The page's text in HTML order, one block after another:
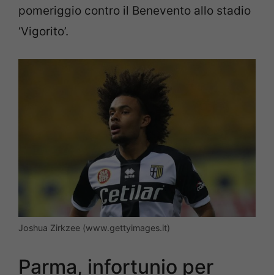
pomeriggio contro il Benevento allo stadio
‘Vigorito’.
Joshua Zirkzee (www.gettyimages.it)
Parma, infortunio per